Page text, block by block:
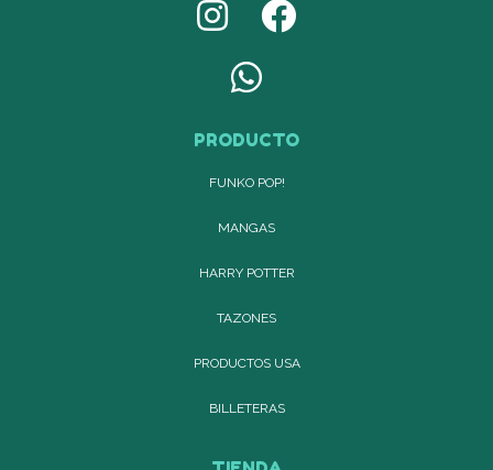
PRODUCTO
FUNKO POP!
MANGAS
HARRY POTTER
TAZONES
PRODUCTOS USA
BILLETERAS